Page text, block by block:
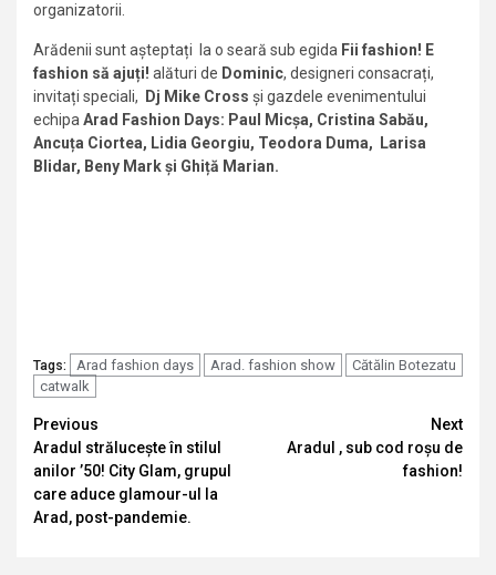
organizatorii.
Arădenii sunt așteptați la o seară sub egida Fii fashion! E
fashion să ajuți! alături de Dominic, designeri consacrați,
invitați speciali,
Dj Mike Cross și gazdele evenimentului
echipaArad Fashion Days: Paul Micșa, Cristina Sabău,
Ancuța Ciortea, Lidia Georgiu, Teodora Duma, Larisa
Blidar, Beny Mark și Ghiță Marian.
Tags: Arad fashion days Arad. fashion show
Cătălin Botezatu
catwalk
Continue
Reading
Previous
Aradul strălucește în stilul
anilor ’50! City Glam, grupul
care aduce glamour-ul la
Arad, post-pandemie.
Next
Aradul , sub cod roșu de
fashion!